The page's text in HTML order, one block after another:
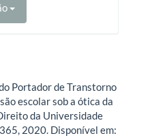
Portador de Transtorno
escolar sob a ótica da
da Universidade
2020. Disponível em: